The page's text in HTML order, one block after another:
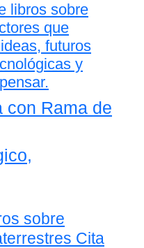
libros sobre
que
futuros
y
con Rama de
sobre
Cita